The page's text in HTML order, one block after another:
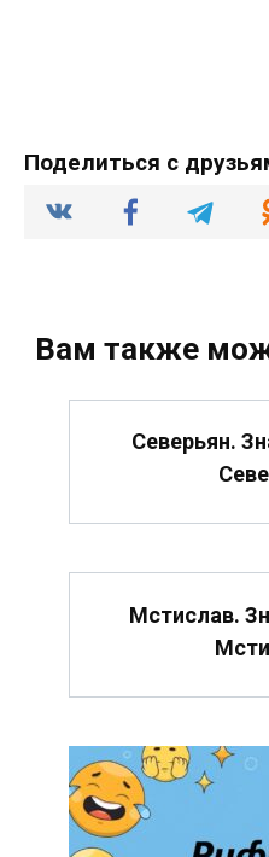
Поделиться с
Вам также
Северьян.
Мстислав.